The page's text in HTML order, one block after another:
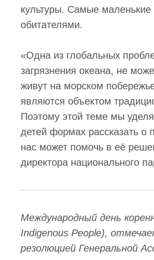
культуры. Самые маленькие
обитателями.
«Одна из глобальных
загрязнения океана, не
живут на морском
являются объектом
Поэтому этой теме мы
детей формах рассказать о
нас может помочь в её
директора национального
Международный день
Indigenous People),
резолюцией Генеральной